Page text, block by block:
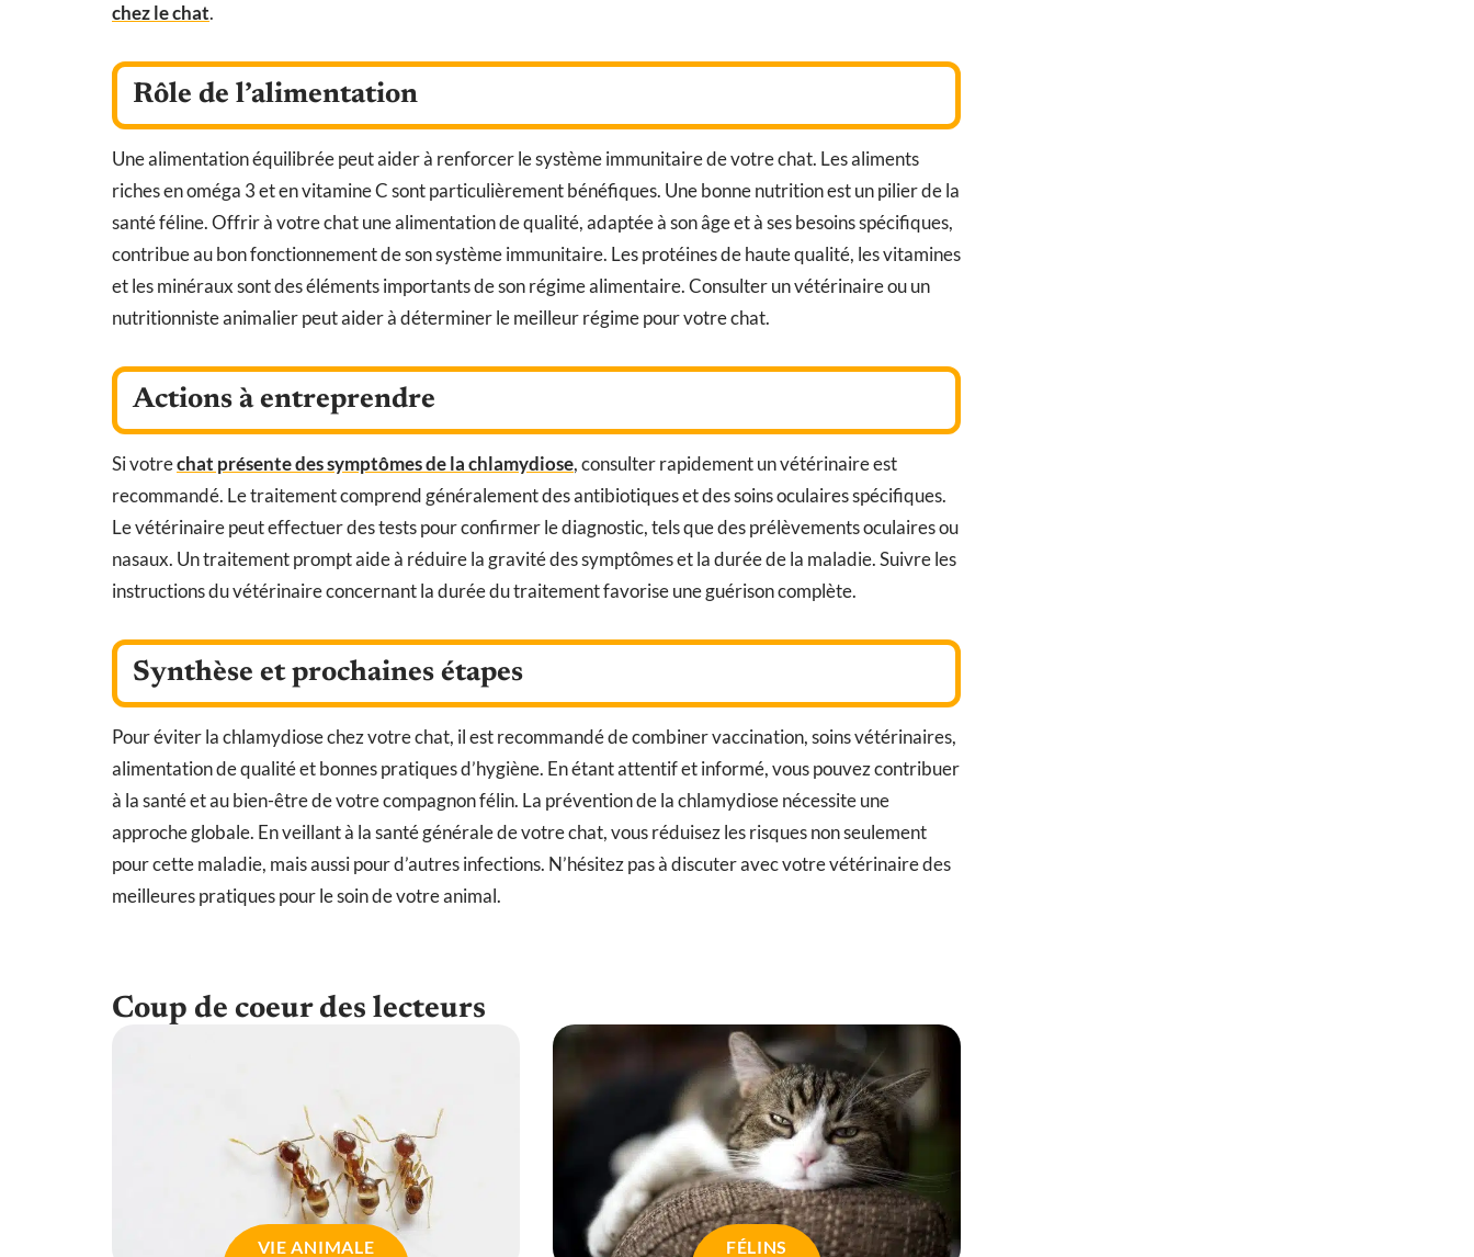
chez le chat.
Rôle de l’alimentation
Une alimentation équilibrée peut aider à renforcer le système immunitaire de votre chat. Les aliments
riches en oméga 3 et en vitamine C sont particulièrement bénéfiques. Une bonne nutrition est un pilier de la
santé féline. Offrir à votre chat une alimentation de qualité, adaptée à son âge et à ses besoins spécifiques,
contribue au bon fonctionnement de son système immunitaire. Les protéines de haute qualité, les vitamines
et les minéraux sont des éléments importants de son régime alimentaire. Consulter un vétérinaire ou un
nutritionniste animalier peut aider à déterminer le meilleur régime pour votre chat.
Actions à entreprendre
Si votrechat présente des symptômes de la chlamydiose, consulter rapidement un vétérinaire est
recommandé. Le traitement comprend généralement des antibiotiques et des soins oculaires spécifiques.
Le vétérinaire peut effectuer des tests pour confirmer le diagnostic, tels que des prélèvements oculaires ou
nasaux. Un traitement prompt aide à réduire la gravité des symptômes et la durée de la maladie. Suivre les
instructions du vétérinaire concernant la durée du traitement favorise une guérison complète.
Synthèse et prochaines étapes
Pour éviter la chlamydiose chez votre chat, il est recommandé de combiner vaccination, soins vétérinaires,
alimentation de qualité et bonnes pratiques d’hygiène. En étant attentif et informé, vous pouvez contribuer
à la santé et au bien-être de votre compagnon félin. La prévention de la chlamydiose nécessite une
approche globale. En veillant à la santé générale de votre chat, vous réduisez les risques non seulement
pour cette maladie, mais aussi pour d’autres infections. N’hésitez pas à discuter avec votre vétérinaire des
meilleures pratiques pour le soin de votre animal.
Coup de coeur des lecteurs
VIE ANIMALE FÉLINS